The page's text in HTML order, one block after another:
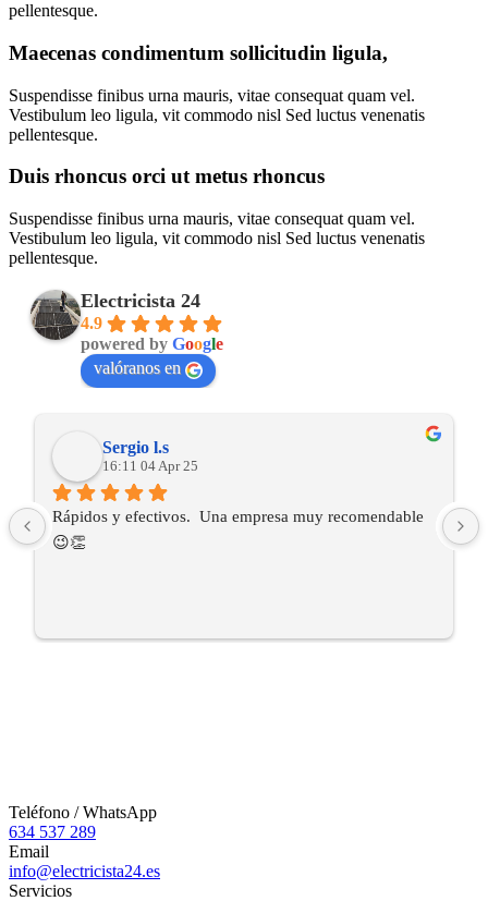
pellentesque.
Maecenas condimentum sollicitudin ligula,
Suspendisse finibus urna mauris, vitae consequat quam vel.
Vestibulum leo ligula, vit commodo nisl Sed luctus venenatis
pellentesque.
Duis rhoncus orci ut metus rhoncus
Suspendisse finibus urna mauris, vitae consequat quam vel.
Vestibulum leo ligula, vit commodo nisl Sed luctus venenatis
pellentesque.
Electricista 24
4.9
powered by Google
valóranos en
Sergio l.s
16:11 04 Apr 25
Rápidos y efectivos.  Una empresa muy recomendable
😉👏
Teléfono / WhatsApp
634 537 289
Email
info@electricista24.es
Servicios